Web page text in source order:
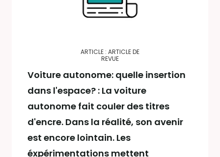
ARTICLE : ARTICLE DE
REVUE
Voiture autonome: quelle insertion
dans l'espace? : La voiture
autonome fait couler des titres
d'encre. Dans la réalité, son avenir
est encore lointain. Les
éxpérimentations mettent